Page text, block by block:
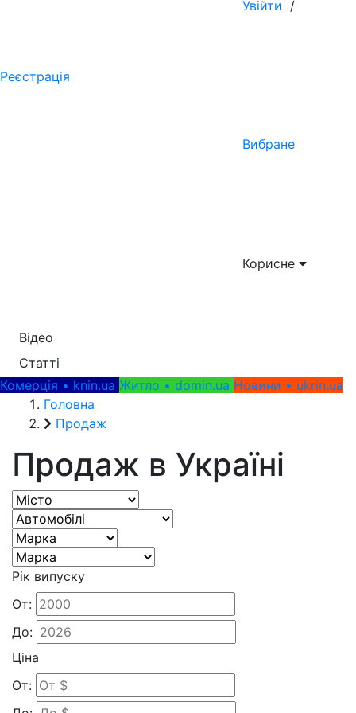
Увійти /
Реєстрація
Вибране
Корисне
Відео
Статті
Комерція • knin.ua Житло • domin.ua Новини • ukrin.ua
Головна
Продаж
Продаж в Україні
Рік випуску
От:
До:
Ціна
От: